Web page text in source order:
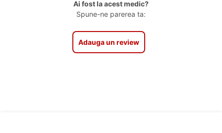
Ai fost la acest medic?
Spune-ne parerea ta:
Adauga un review